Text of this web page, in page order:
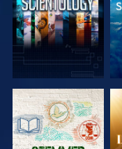
UTFORSK
SERIEN